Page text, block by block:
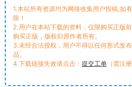
1.本站所有资源均为网络收集用户投稿,如
除！
2.用户在本站下载的资料，仅限购买正版
购买正版，版权归原作者所有。
3.未经合法授权，用户不得以任何形式发
品。
4.下载链接失效请点击： 提交工单 （需注